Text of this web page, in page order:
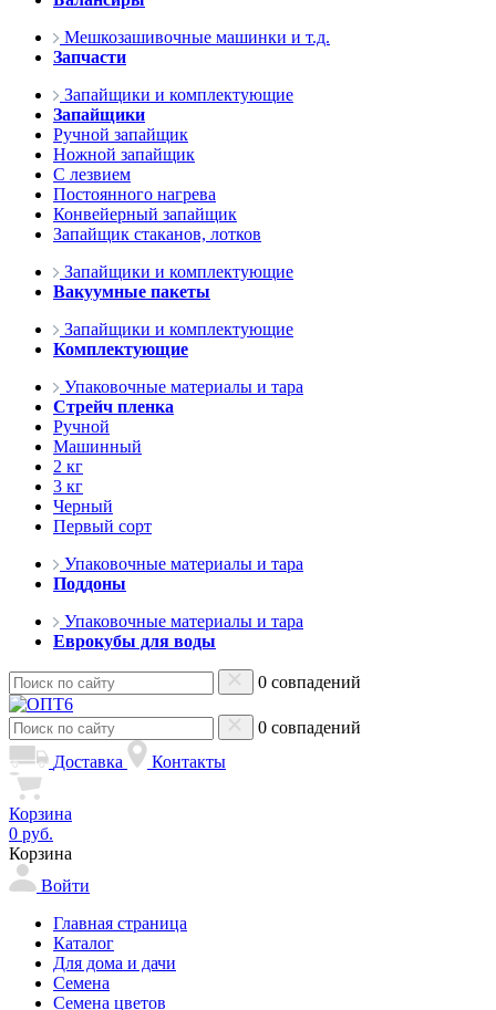
Мешкозашивочные машинки и т.д.
Запчасти
Запайщики и комплектующие
Запайщики
Ручной запайщик
Ножной запайщик
С лезвием
Постоянного нагрева
Конвейерный запайщик
Запайщик стаканов, лотков
Запайщики и комплектующие
Вакуумные пакеты
Запайщики и комплектующие
Комплектующие
Упаковочные материалы и тара
Стрейч пленка
Ручной
Машинный
2 кг
3 кг
Черный
Первый сорт
Упаковочные материалы и тара
Поддоны
Упаковочные материалы и тара
Еврокубы для воды
0 совпадений
0 совпадений
Доставка
Контакты
Корзина
0 руб.
Корзина
Войти
Главная страница
Каталог
Для дома и дачи
Семена
Семена цветов